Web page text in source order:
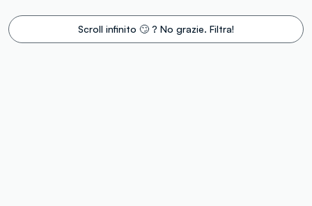
Scroll infinito 🙄 ? No grazie. Filtra!